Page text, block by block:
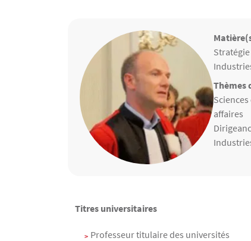
Matières
Stratégie
Thèmes
Thèmes
affaires
Contenu
Texte
Titres universitaires
Professeur titulaire des universités